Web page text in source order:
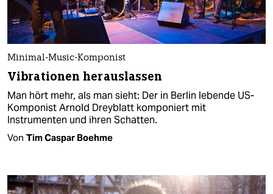
Minimal-Music-Komponist
Vibrationen herauslassen
Man hört mehr, als man sieht: Der in Berlin lebende US-
Komponist Arnold Dreyblatt komponiert mit
Instrumenten und ihren Schatten.
Von Tim Caspar Boehme